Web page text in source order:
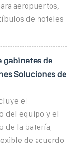
aeropuertos,
de hoteles
gabinetes de
Soluciones de
el
del equipo y el
de la batería,
de acuerdo